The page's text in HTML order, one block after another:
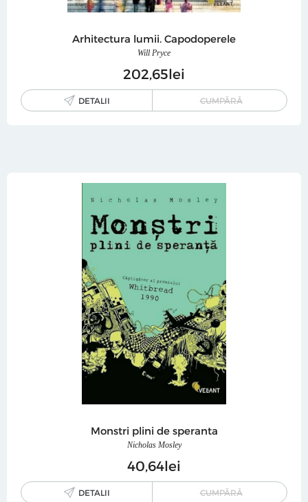
Arhitectura lumii. Capodoperele
Will Pryce
202 65lei
DETALII CUMPĂRĂ
Monstri plini de speranta
Nicholas Mosley
40 64lei
DETALII CUMPĂRĂ